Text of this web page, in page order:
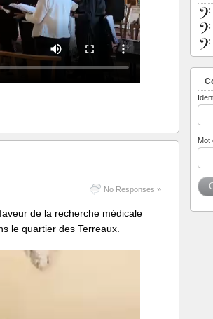
No Responses »
de la recherche médicale
le quartier des Terreaux.
Mot